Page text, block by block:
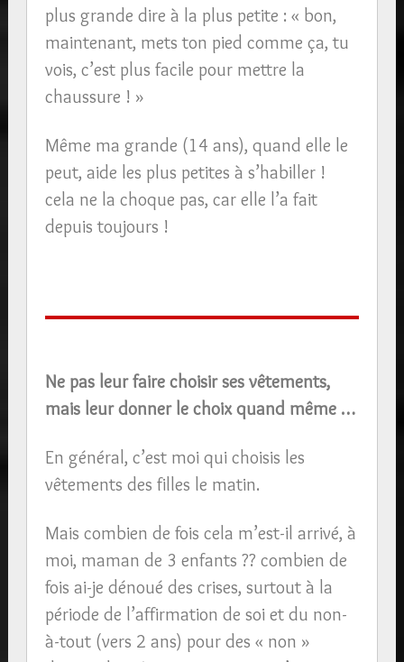
plus grande dire à la plus petite : « bon,
maintenant, mets ton pied comme ça, tu
vois, c’est plus facile pour mettre la
chaussure ! »
Même ma grande (14 ans), quand elle le
peut, aide les plus petites à s’habiller !
cela ne la choque pas, car elle l’a fait
depuis toujours !
Ne pas leur faire choisir ses vêtements,
mais leur donner le choix quand même …
En général, c’est moi qui choisis les
vêtements des filles le matin.
Mais combien de fois cela m’est-il arrivé, à
moi, maman de 3 enfants ?? combien de
fois ai-je dénoué des crises, surtout à la
période de l’affirmation de soi et du non-
à-tout (vers 2 ans) pour des « non »